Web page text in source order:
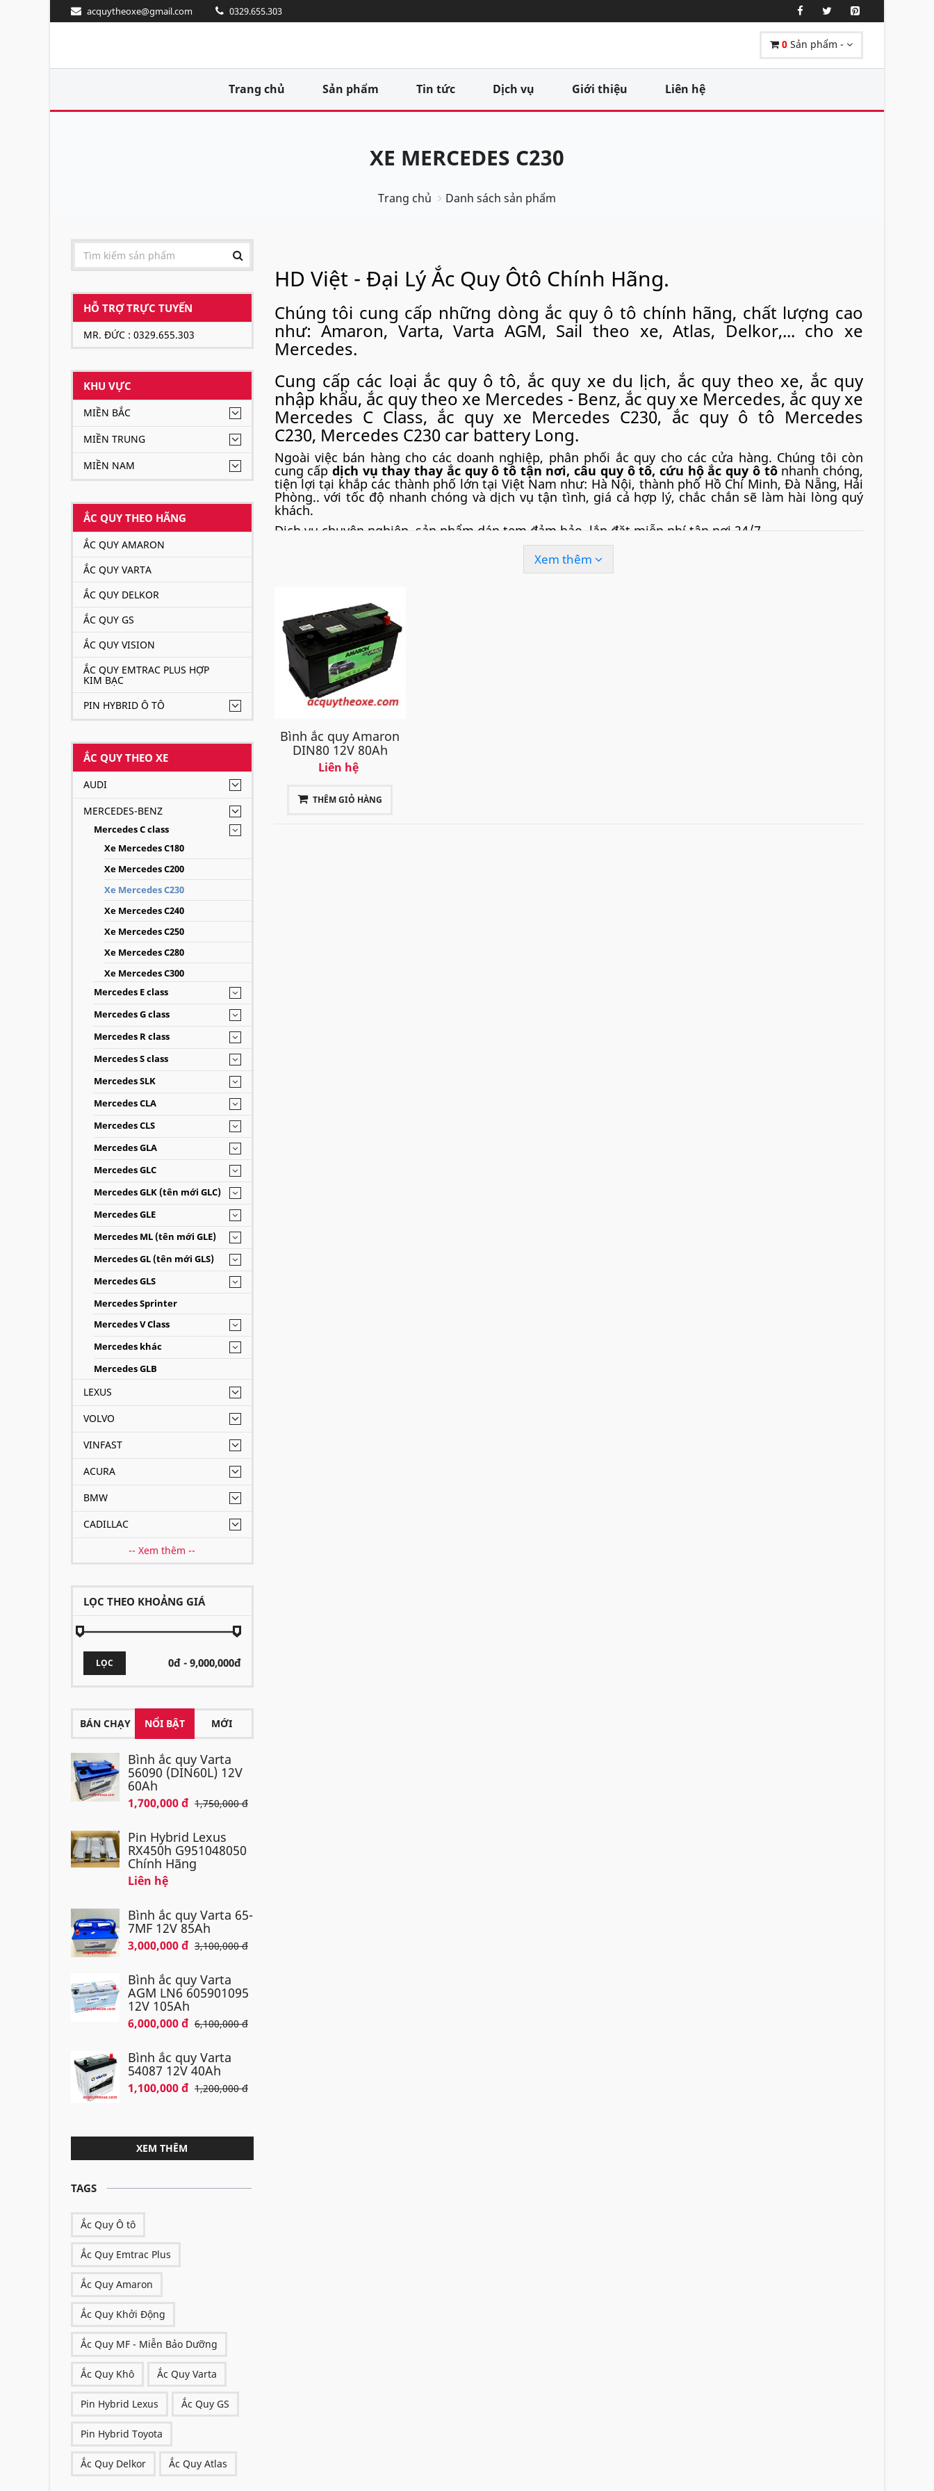
acquytheoxe@gmail.com 0329.655.303
0 Sản phẩm -
Trang chủ Sản phẩm Tin tức Dịch vụ Giới thiệu Liên hệ
XE MERCEDES C230
Trang chủ Danh sách sản phẩm
HỖ TRỢ TRỰC TUYẾN
MR. ĐỨC : 0329.655.303
KHU VỰC
MIỀN BẮC
MIỀN TRUNG
MIỀN NAM
ẮC QUY THEO HÃNG
ẮC QUY AMARON
ẮC QUY VARTA
ẮC QUY DELKOR
ẮC QUY GS
ẮC QUY VISION
ẮC QUY EMTRAC PLUS HỢP
KIM BẠC
PIN HYBRID Ô TÔ
ẮC QUY THEO XE
AUDI
MERCEDES-BENZ
Mercedes C class
Xe Mercedes C180
Xe Mercedes C200
Xe Mercedes C230
Xe Mercedes C240
Xe Mercedes C250
Xe Mercedes C280
Xe Mercedes C300
Mercedes E class
Mercedes G class
Mercedes R class
Mercedes S class
Mercedes SLK
Mercedes CLA
Mercedes CLS
Mercedes GLA
Mercedes GLC
Mercedes GLK (tên mới GLC)
Mercedes GLE
Mercedes ML (tên mới GLE)
Mercedes GL (tên mới GLS)
Mercedes GLS
Mercedes Sprinter
Mercedes V Class
Mercedes khác
Mercedes GLB
LEXUS
VOLVO
VINFAST
ACURA
BMW
CADILLAC
-- Xem thêm --
LỌC THEO KHOẢNG GIÁ
LỌC
BÁN CHẠY NỔI BẬT MỚI
Bình ắc quy Varta
56090 (DIN60L) 12V
60Ah
1,700,000 đ 1,750,000 đ
Pin Hybrid Lexus
RX450h G951048050
Chính Hãng
Liên hệ
Bình ắc quy Varta 65-
7MF 12V 85Ah
3,000,000 đ 3,100,000 đ
Bình ắc quy Varta
AGM LN6 605901095
12V 105Ah
6,000,000 đ 6,100,000 đ
Bình ắc quy Varta
54087 12V 40Ah
1,100,000 đ 1,200,000 đ
XEM THÊM
TAGS
Ắc Quy Ô tô
Ắc Quy Emtrac Plus
Ắc Quy Amaron
Ắc Quy Khởi Động
Ắc Quy MF - Miễn Bảo Dưỡng
Ắc Quy Khô Ắc Quy Varta
Pin Hybrid Lexus Ắc Quy GS
Pin Hybrid Toyota
Ắc Quy Delkor Ắc Quy Atlas
HD Việt - Đại Lý Ắc Quy Ôtô Chính Hãng.
Chúng tôi cung cấp những dòng ắc quy ô tô chính hãng, chất lượng cao
như: Amaron, Varta, Varta AGM, Sail theo xe, Atlas, Delkor,... cho xe
Mercedes.
Cung cấp các loại ắc quy ô tô, ắc quy xe du lịch, ắc quy theo xe, ắc quy
nhập khẩu, ắc quy theo xe Mercedes - Benz, ắc quy xe Mercedes, ắc quy xe
Mercedes C Class, ắc quy xe Mercedes C230, ắc quy ô tô Mercedes
C230, Mercedes C230 car battery Long.
Ngoài việc bán hàng cho các doanh nghiệp, phân phối ắc quy cho các cửa hàng. Chúng tôi còn
cung cấp dịch vụ thay thay ắc quy ô tô tận nơi, câu quy ô tô, cứu hộ ắc quy ô tônhanh chóng,
tiện lợi tại khắp các thành phố lớn tại Việt Nam như: Hà Nội, thành phố Hồ Chí Minh, Đà Nẵng, Hải
Phòng.. với tốc độ nhanh chóng và dịch vụ tận tình, giá cả hợp lý, chắc chắn sẽ làm hài lòng quý
khách.
Dịch vụ chuyên nghiệp, sản phẩm dán tem đảm bảo, lắp đặt miễn phí tận nơi 24/7
Xe Mercedes C230 sử dụng ắc quy theo xe Varta AGM DIN 80Ah. Thay thế
ắc quy AGM đúng loại hoặc dùng ắc quy loại MF DIN80Ah của các hãng:
Xem thêm
Bình ắc quy Amaron
DIN80 12V 80Ah
Liên hệ
THÊM GIỎ HÀNG